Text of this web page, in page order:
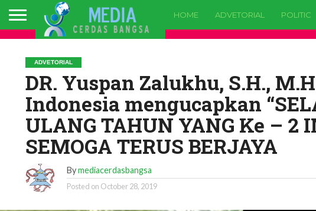
HOME ADVETORIAL POLITIC
ADVETORIAL
DR. Yuspan Zalukhu, S.H.,
Indonesia mengucapkan
ULANG TAHUN YANG Ke – 2
SEMOGA TERUS BERJAYA
Bymediacerdasbangsa
Posted on October 28, 2019